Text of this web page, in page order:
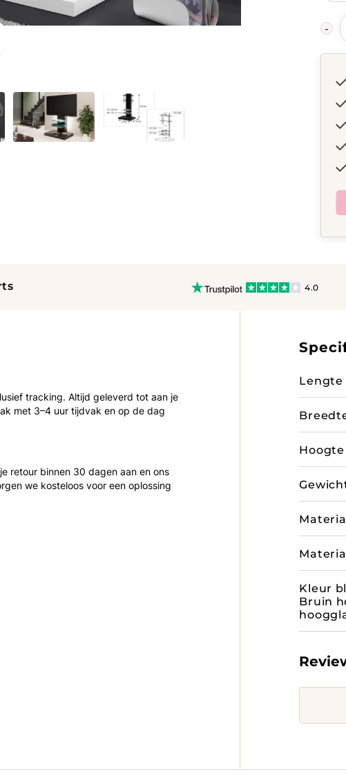
-
4.0
tracking. Altijd geleverd tot aan je
met 3–4 uur tijdvak en op de dag
retour binnen 30 dagen aan en ons
we kosteloos voor een oplossing
Lengte
Kleur
Bruin